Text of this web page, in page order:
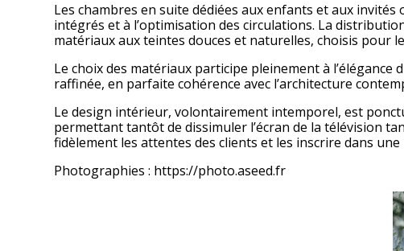
Les chambres en suite dédiées aux enfants et aux
intégrés et à l’optimisation des circulations. La
matériaux aux teintes douces et naturelles, choisis pour
Le choix des matériaux participe pleinement à
raffinée, en parfaite cohérence avec l’architecture
Le design intérieur, volontairement intemporel, est
permettant tantôt de dissimuler l’écran de la télévision
fidèlement les attentes des clients et les inscrire dans
Photographies : https://photo.aseed.fr